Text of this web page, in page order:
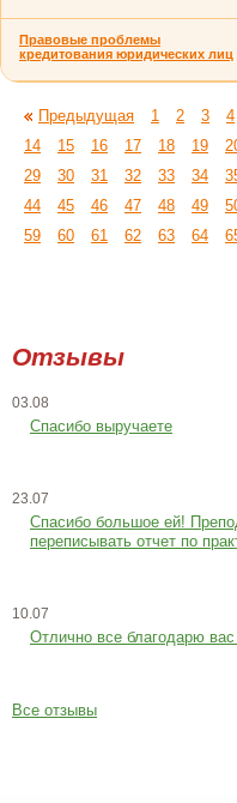
Правовые проблемы
кредитования юридических лиц
Предыдущая 1 2 3 4
14
15 16 17 18 19
29
30 31 32 33 34
44
45 46 47 48 49
59
60 61 62 63 64
Отзывы
03.08
Спасибо выручаете
23.07
Cпасибо большое ей!
переписывать отчет по
10.07
Отлично все благодарю вас
Все отзывы